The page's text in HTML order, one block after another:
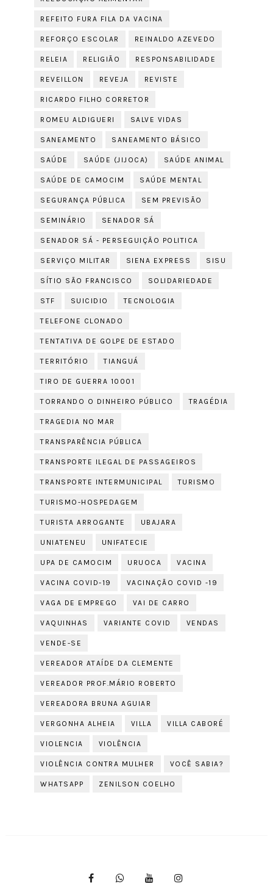
REFEITO FURA FILA DA VACINA
REFORÇO ESCOLAR REINALDO AZEVEDO
RELEIA RELIGIÃO RESPONSABILIDADE
REVEILLON REVEJA REVISTE
RICARDO FILHO CORRETOR
ROMEU ALDIGUERI SALVE VIDAS
SANEAMENTO SANEAMENTO BÁSICO
SAÚDE SAÚDE (JIJOCA) SAÚDE ANIMAL
SAÚDE DE CAMOCIM SAÚDE MENTAL
SEGURANÇA PÚBLICA SEM PREVISÃO
SEMINÁRIO SENADOR SÁ
SENADOR SÁ - PERSEGUIÇÃO POLITICA
SERVIÇO MILITAR SIENA EXPRESS SISU
SÍTIO SÃO FRANCISCO SOLIDARIEDADE
STF SUICIDIO TECNOLOGIA
TELEFONE CLONADO
TENTATIVA DE GOLPE DE ESTADO
TERRITÓRIO TIANGUÁ
TIRO DE GUERRA 10001
TORRANDO O DINHEIRO PÚBLICO TRAGÉDIA
TRAGEDIA NO MAR
TRANSPARÊNCIA PÚBLICA
TRANSPORTE ILEGAL DE PASSAGEIROS
TRANSPORTE INTERMUNICIPAL TURISMO
TURISMO-HOSPEDAGEM
TURISTA ARROGANTE UBAJARA
UNIATENEU UNIFATECIE
UPA DE CAMOCIM URUOCA VACINA
VACINA COVID-19 VACINAÇÃO COVID -19
VAGA DE EMPREGO VAI DE CARRO
VAQUINHAS VARIANTE COVID VENDAS
VENDE-SE
VEREADOR ATAÍDE DA CLEMENTE
VEREADOR PROF.MÁRIO ROBERTO
VEREADORA BRUNA AGUIAR
VERGONHA ALHEIA VILLA VILLA CABORÉ
VIOLENCIA VIOLÊNCIA
VIOLÊNCIA CONTRA MULHER VOCÊ SABIA?
WHATSAPP ZENILSON COELHO